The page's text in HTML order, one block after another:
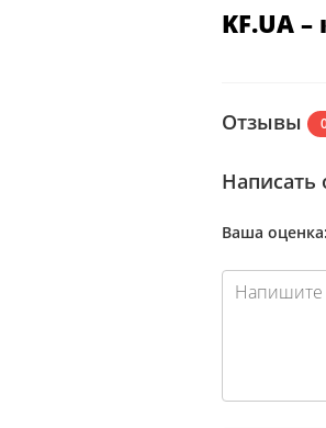
KF.UA
Отзывы
Написать
Ваша оценка:
Очень